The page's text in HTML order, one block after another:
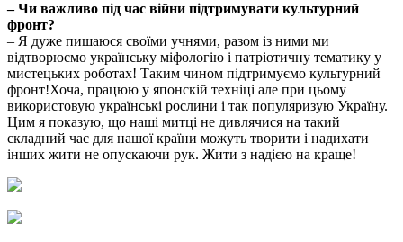
– Чи важливо під час війни підтримувати культурний
фронт?
– Я дуже пишаюся своїми учнями, разом із ними ми
відтворюємо українську міфологію і патріотичну тематику у
мистецьких роботах! Таким чином підтримуємо культурний
фронт!Хоча, працюю у японскій техніці але при цьому
використовую українські рослини і так популяризую Україну.
Цим я показую, що наші митці не дивлячися на такий
складний час для нашої країни можуть творити і надихати
інших жити не опускаючи рук. Жити з надією на краще!